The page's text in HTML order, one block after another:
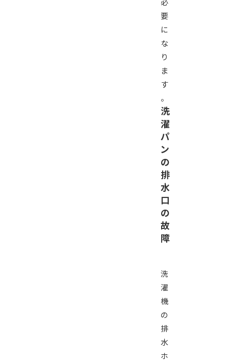
要
に
な
り
ま
す
。
洗
濯
パ
ン
の
排
水
口
の
故
障
洗
濯
機
の
排
水
ホ